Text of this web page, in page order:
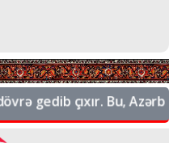
gedib çıxır. Bu,